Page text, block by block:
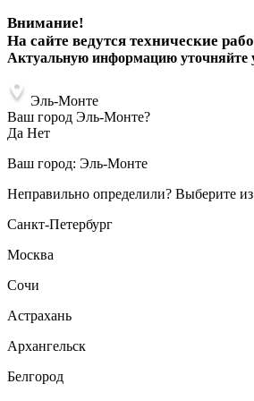
Внимание!
На сайте ведутся технические
Актуальную информацию уточняйте
Эль-Монте
Ваш город Эль-Монте?
Да Нет
Ваш город: Эль-Монте
Неправильно определили? Выберите из
Санкт-Петербург
Москва
Сочи
Астрахань
Архангельск
Белгород